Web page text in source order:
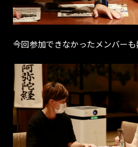
今回参加できなかったメンバーも